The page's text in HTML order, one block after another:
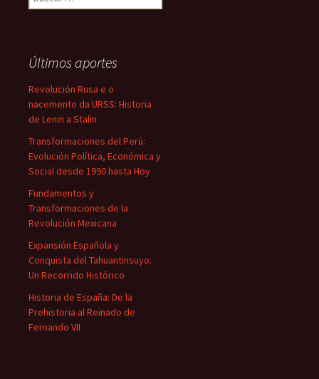
Últimos aportes
Revolución Rusa e o
nacemento da URSS: Historia
de Lenin a Stalin
Transformaciones del Perú:
Evolución Política, Económica y
Social desde 1990 hasta Hoy
Fundamentos y
Transformaciones de la
Revolución Mexicana
Expansión Española y
Conquista del Tahuantinsuyo:
Un Recorrido Histórico
Historia de España: De la
Prehistoria al Reinado de
Fernando VII